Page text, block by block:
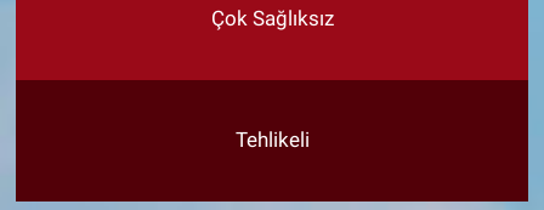
Çok Sağlıksız
Tehlikeli